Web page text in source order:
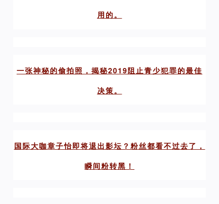
用的。
一张神秘的偷拍照，揭秘2019阻止青少犯罪的最佳
决策。
国际大咖章子怡即将退出影坛？粉丝都看不过去了，
瞬间粉转黑！